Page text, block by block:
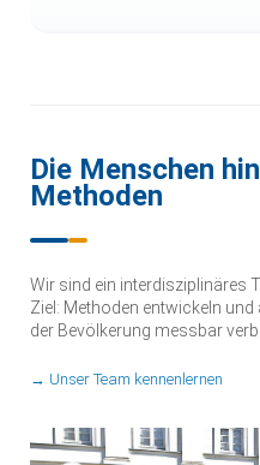
Die Menschen
Methoden
Wir sind ein interdisziplinäres
Ziel: Methoden entwickeln
der Bevölkerung messbar
→ Unser Team kennenlernen